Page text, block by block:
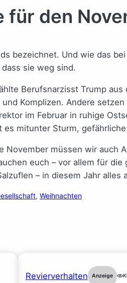
für den
bezeichnet. Und wie das
sie weg sind.
Berufsnarzisst Trump aus
Komplizen. Andere
im Februar in ruhige
mitunter Sturm,
müssen wir
euch – vor allem für
– in diesem Jahr alles
, Weihnachten
Revierverhalten Anzeige